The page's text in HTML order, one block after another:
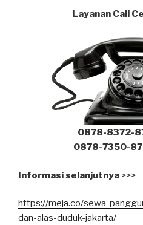
Layanan Call
0878-8372-
0878-7350-
Informasi selanjutnya >>>
https://meja.co/sewa-
dan-alas-duduk-jakarta/